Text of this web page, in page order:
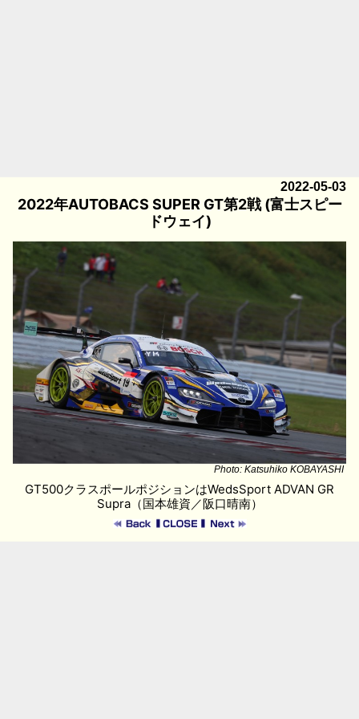
2022-05-03
2022年AUTOBACS SUPER GT第2戦 (富士スピー
ドウェイ)
Photo: Katsuhiko KOBAYASHI
GT500クラスポールポジションはWedsSport ADVAN GR
Supra（国本雄資／阪口晴南）